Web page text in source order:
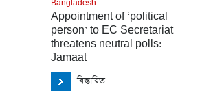
Bangladesh
Appointment of ‘political
person’ to EC Secretariat
threatens neutral polls:
Jamaat
বিস্তারিত